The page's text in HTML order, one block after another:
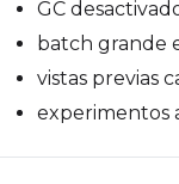
GC
batch grande
vistas previas
experimentos